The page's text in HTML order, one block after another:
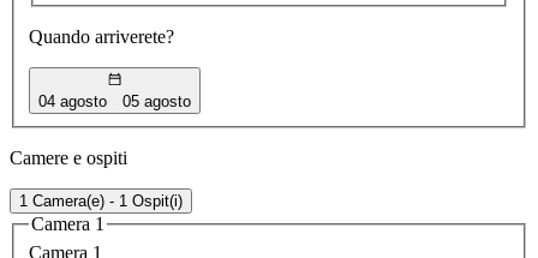
Quando arriverete?
04 agosto 05 agosto
Camere e ospiti
1 Camera(e) - 1 Ospit(i)
Camera 1
Camera 1